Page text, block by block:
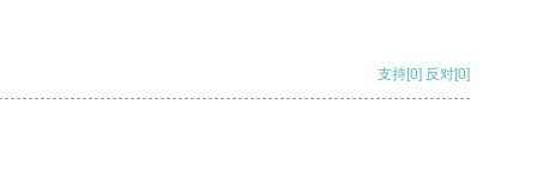
支持[0] 反对[0]